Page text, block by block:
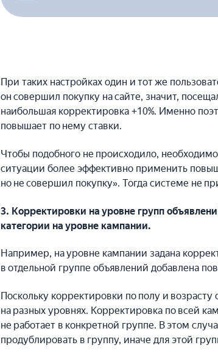
При таких настройках один и тот же
он совершил покупку на сайте, значит,
наибольшая корректировка +10%. Именно
повышает по нему ставки.
Чтобы подобного не происходило,
ситуации более эффективно применить
но не совершил покупку». Тогда системе не
3. Корректировки на уровне групп
категории на уровне кампании.
Например, на уровне кампании задана
в отдельной группе объявлений добавлена
Поскольку корректировки по полу и возрасту
на разных уровнях. Корректировка по всей
не работает в конкретной группе. В этом
продублировать в группу, иначе для этой